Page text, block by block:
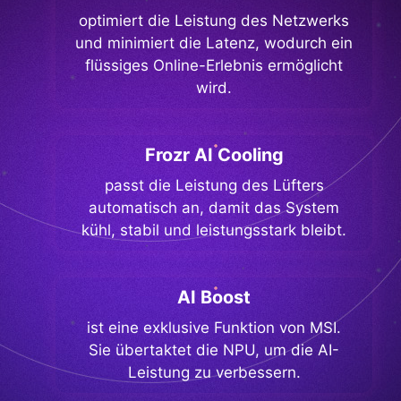
optimiert die Leistung des Netzwerks
und minimiert die Latenz, wodurch ein
flüssiges Online-Erlebnis ermöglicht
wird.
Frozr AI Cooling
passt die Leistung des Lüfters
automatisch an, damit das System
kühl, stabil und leistungsstark bleibt.
AI Boost
ist eine exklusive Funktion von MSI.
Sie übertaktet die NPU, um die AI-
Leistung zu verbessern.